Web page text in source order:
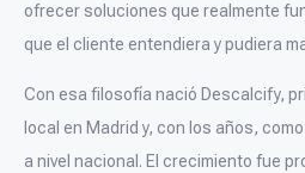
ofrecer soluciones que realmente
que el cliente entendiera y pudiera
Con esa filosofía nació Descalcify,
local en Madrid y, con los años,
a nivel nacional. El crecimiento fue